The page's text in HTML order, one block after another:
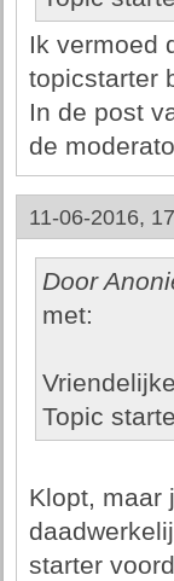
Ik vermoed
topicstarter
In de post
de
11-06-2016,
Door
met:
Topic
Klopt, maar
starter